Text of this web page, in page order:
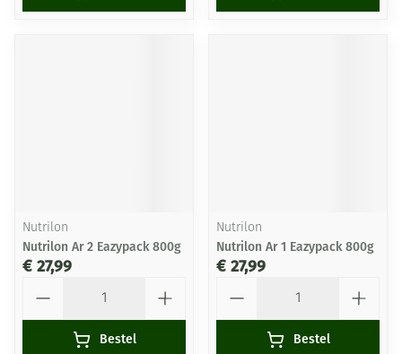
Nutrilon
Nutrilon Ar 2 Eazypack 800g
€ 27,99
Bestel
Nutrilon
Nutrilon Ar 1 Eazypack 800g
€ 27,99
Bestel